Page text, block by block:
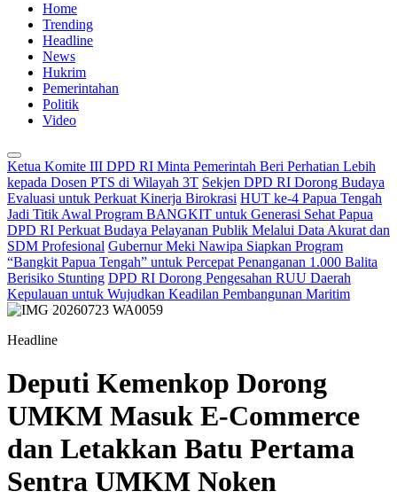
Home
Trending
Headline
News
Hukrim
Pemerintahan
Politik
Video
Ketua Komite III DPD RI Minta Pemerintah Beri Perhatian Lebih
kepada Dosen PTS di Wilayah 3T Sekjen DPD RI Dorong Budaya
Evaluasi untuk Perkuat Kinerja Birokrasi HUT ke-4 Papua Tengah
Jadi Titik Awal Program BANGKIT untuk Generasi Sehat Papua
DPD RI Perkuat Budaya Pelayanan Publik Melalui Data Akurat dan
SDM Profesional Gubernur Meki Nawipa Siapkan Program
“Bangkit Papua Tengah” untuk Percepat Penanganan 1.000 Balita
Berisiko Stunting DPD RI Dorong Pengesahan RUU Daerah
Kepulauan untuk Wujudkan Keadilan Pembangunan Maritim
Headline
Deputi Kemenkop Dorong
UMKM Masuk E-Commerce
dan Letakkan Batu Pertama
Sentra UMKM Noken